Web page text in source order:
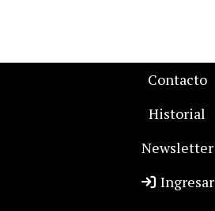
Contacto
Historial
Newsletter
Ingresar